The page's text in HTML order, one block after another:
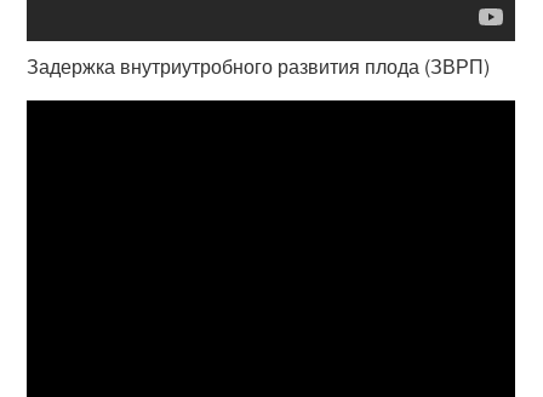
Задержка внутриутробного развития плода (ЗВРП)